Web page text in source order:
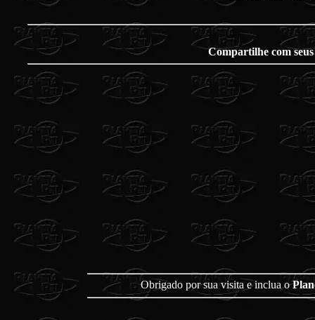
Compartilhe com
Obrigado por sua visita e inclua o